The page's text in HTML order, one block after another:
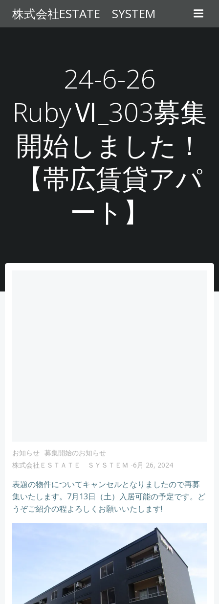
ン
テ
ス
キ
プ
株式会社ESTATE SYSTEM
24-6-26
RubyⅥ_303募集
開始しました！
【帯広賃貸アパ
ート】
お知らせ 募集開始のお知らせ
株式会社ＥＳＴＡＴＥ ＳＹＳＴＥＭ -6月 26, 2024
表題の物件についてキャンセルとなりましたので再募
集いたします。7月13日（土）入居可能の予定です。ど
うぞご紹介の程よろしくお願いいたします!